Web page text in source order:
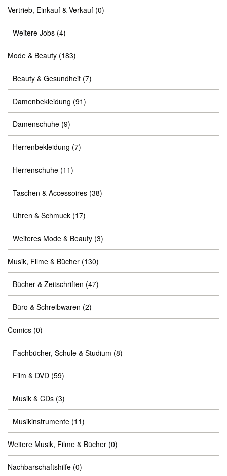
Vertrieb, Einkauf & Verkauf (0)
Weitere Jobs (4)
Mode & Beauty (183)
Beauty & Gesundheit (7)
Damenbekleidung (91)
Damenschuhe (9)
Herrenbekleidung (7)
Herrenschuhe (11)
Taschen & Accessoires (38)
Uhren & Schmuck (17)
Weiteres Mode & Beauty (3)
Musik, Filme & Bücher (130)
Bücher & Zeitschriften (47)
Büro & Schreibwaren (2)
Comics (0)
Fachbücher, Schule & Studium (8)
Film & DVD (59)
Musik & CDs (3)
Musikinstrumente (11)
Weitere Musik, Filme & Bücher (0)
Nachbarschaftshilfe (0)